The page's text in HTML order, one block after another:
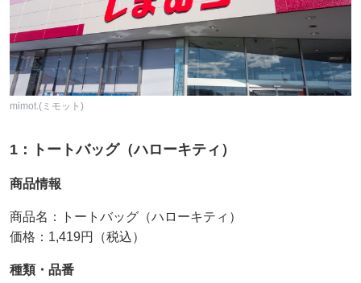
mimot.(ミモット)
1：トートバッグ（ハローキティ）
商品情報
商品名：トートバッグ（ハローキティ）
価格：1,419円（税込）
種類・品番